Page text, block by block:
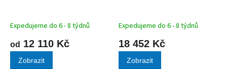
Expedujeme do 6 - 8 týdnů
od 12 110 Kč
Zobrazit
Expedujeme do 6 - 8 týdnů
18 452 Kč
Zobrazit